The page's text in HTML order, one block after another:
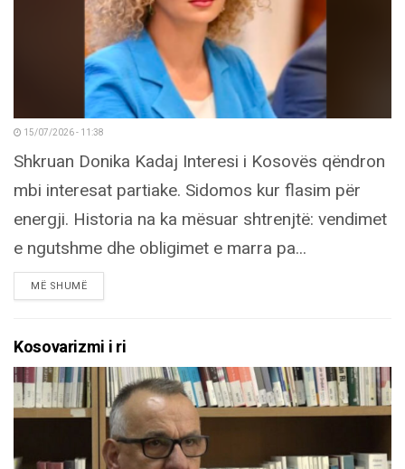
15/07/2026 - 11:38
Shkruan Donika Kadaj Interesi i Kosovës qëndron
mbi interesat partiake. Sidomos kur flasim për
energji. Historia na ka mësuar shtrenjtë: vendimet
e ngutshme dhe obligimet e marra pa...
MË SHUMËDETAILS
Kosovarizmi i ri